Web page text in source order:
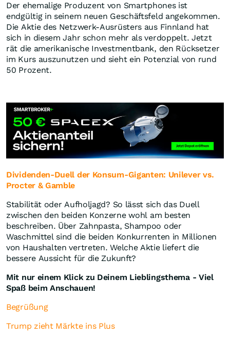
Der ehemalige Produzent von Smartphones ist
endgültig in seinem neuen Geschäftsfeld angekommen.
Die Aktie des Netzwerk-Ausrüsters aus Finnland hat
sich in diesem Jahr schon mehr als verdoppelt. Jetzt
rät die amerikanische Investmentbank, den Rücksetzer
im Kurs auszunutzen und sieht ein Potenzial von rund
50 Prozent.
Dividenden-Duell der Konsum-Giganten: Unilever vs.
Procter & Gamble
Stabilität oder Aufholjagd? So lässt sich das Duell
zwischen den beiden Konzerne wohl am besten
beschreiben. Über Zahnpasta, Shampoo oder
Waschmittel sind die beiden Konkurrenten in Millionen
von Haushalten vertreten. Welche Aktie liefert die
bessere Aussicht für die Zukunft?
Mit nur einem Klick zu Deinem Lieblingsthema - Viel
Spaß beim Anschauen!
Begrüßung
Trump zieht Märkte ins Plus